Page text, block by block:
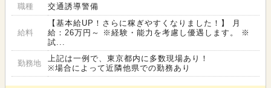
職種 交通誘導警備
給料
【基本給UP！さらに稼ぎやすくなりました！】 月
給：26万円～ ※経験・能力を考慮し優遇します。 ※
試...
勤務地
上記は一例で、東京都内に多数現場あり！
※場合によって近隣他県での勤務あり